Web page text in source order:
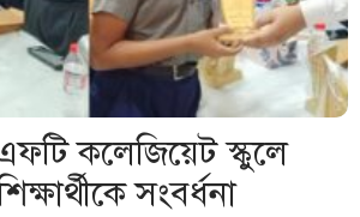
কলেজিয়েট স্কুলে
সংবর্ধনা